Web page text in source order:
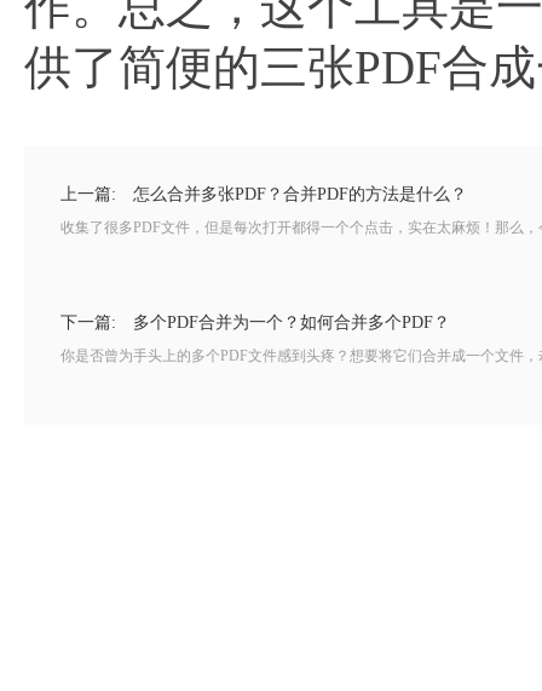
供了简便的三张PDF合
上一篇: 怎么合并多张PDF？合并PDF的方法是什么？
收集了很多PDF文件，但是每次打开都得一个个点击，实在太麻烦！那么
下一篇: 多个PDF合并为一个？如何合并多个PDF？
你是否曾为手头上的多个PDF文件感到头疼？想要将它们合并成一个文件